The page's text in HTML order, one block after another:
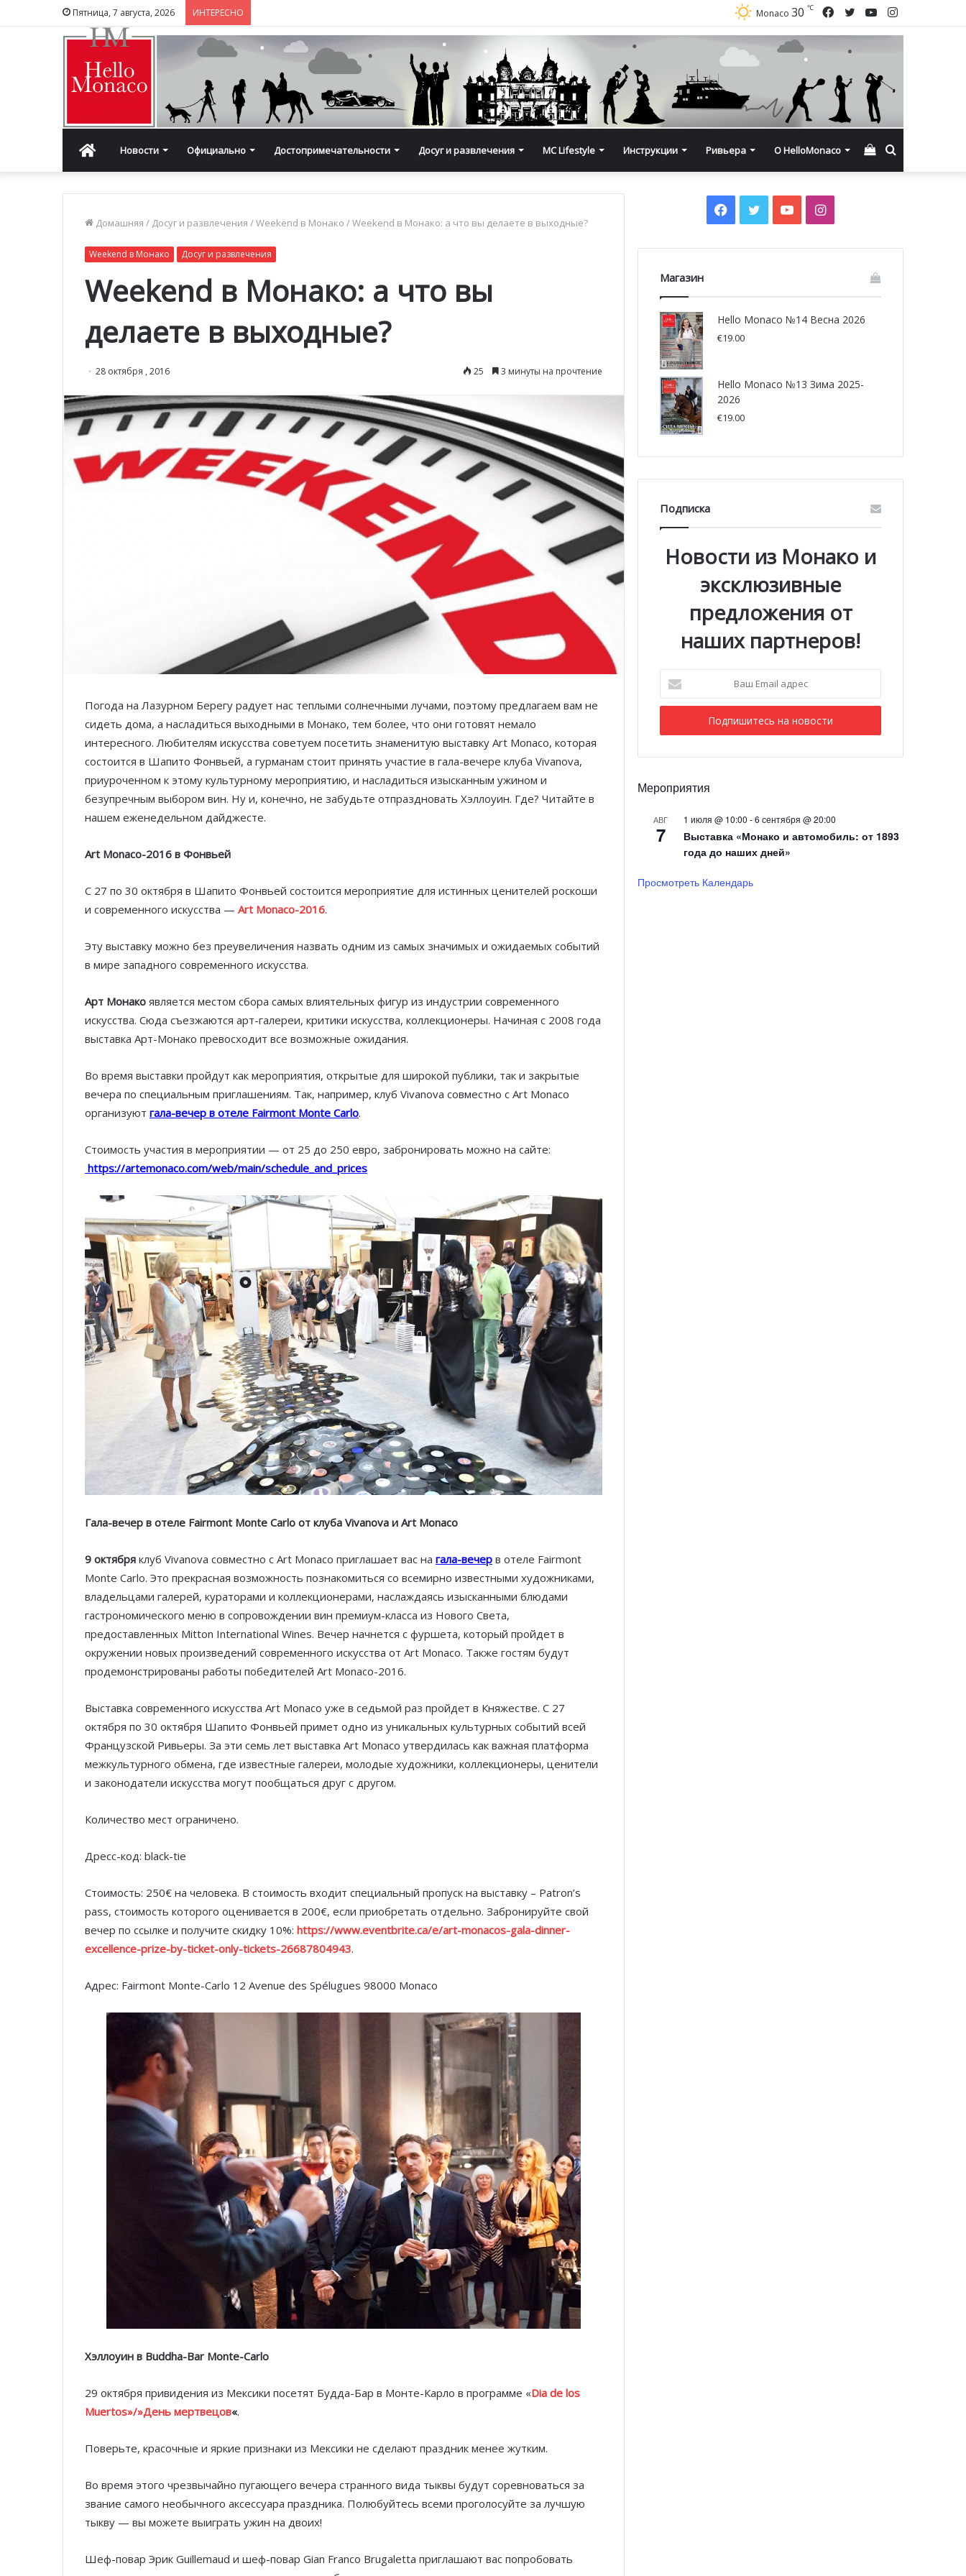
Пятница, 7 августа, 2026 ИНТЕРЕСНО Instagram
YouTube
Twitter
Facebook
Monaco 30 ℃
ГлавнаяНовости Официально Достопримечательности Досуг и развлечения MC Lifestyle Инструкции Ривьера О HelloMonaco Смотреть
Домашняя / Досуг и развлечения /Weekend в Монако /Weekend в Монако: а что вы делаете в выходные?
Weekend в Монако Досуг и развлечения
Weekend в Монако: а что вы
делаете в выходные?
28 октября , 2016 25 3 минуты на прочтение
Погода на Лазурном Берегу радует нас теплыми солнечными лучами, поэтому предлагаем вам не
сидеть дома, а насладиться выходными в Монако, тем более, что они готовят немало
интересного. Любителям искусства советуем посетить знаменитую выставку Art Monaco, которая
состоится в Шапито Фонвьей, а гурманам стоит принять участие в гала-вечере клуба Vivanova,
приуроченном к этому культурному мероприятию, и насладиться изысканным ужином и
безупречным выбором вин. Ну и, конечно, не забудьте отпраздновать Хэллоуин. Где? Читайте в
нашем еженедельном дайджесте.
Art Monaco-2016 в Фонвьей
С 27 по 30 октября в Шапито Фонвьей состоится мероприятие для истинных ценителей роскоши
и современного искусства — Art Monaco-2016.
Эту выставку можно без преувеличения назвать одним из самых значимых и ожидаемых событий
в мире западного современного искусства.
Арт Монако является местом сбора самых влиятельных фигур из индустрии современного
искусства. Сюда съезжаются арт-галереи, критики искусства, коллекционеры. Начиная с 2008 года
выставка Арт-Монако превосходит все возможные ожидания.
Во время выставки пройдут как мероприятия, открытые для широкой публики, так и закрытые
вечера по специальным приглашениям. Так, например, клуб Vivanova совместно с Art Monaco
организуют гала-вечер в отеле Fairmont Monte Carlo.
Стоимость участия в мероприятии — от 25 до 250 евро, забронировать можно на сайте:
https://artemonaco.com/web/main/schedule_and_prices
Гала-вечер в отеле Fairmont Monte Carlo от клуба Vivanova и Art Monaco
9 октября клуб Vivanova совместно с Art Monaco приглашает вас на гала-вечер в отеле Fairmont
Monte Carlo. Это прекрасная возможность познакомиться со всемирно известными художниками,
владельцами галерей, кураторами и коллекционерами, наслаждаясь изысканными блюдами
гастрономического меню в сопровождении вин премиум-класса из Нового Света,
предоставленных Mitton International Wines. Вечер начнется с фуршета, который пройдет в
окружении новых произведений современного искусства от Art Monaco. Также гостям будут
продемонстрированы работы победителей Art Monaco-2016.
Выставка современного искусства Art Monaco уже в седьмой раз пройдет в Княжестве. С 27
октября по 30 октября Шапито Фонвьей примет одно из уникальных культурных событий всей
Французской Ривьеры. За эти семь лет выставка Art Monaco утвердилась как важная платформа
межкультурного обмена, где известные галереи, молодые художники, коллекционеры, ценители
и законодатели искусства могут пообщаться друг с другом.
Количество мест ограничено.
Дресс-код: black-tie
Стоимость: 250€ на человека. В стоимость входит специальный пропуск на выставку – Patron’s
pass, стоимость которого оценивается в 200€, если приобретать отдельно. Забронируйте свой
вечер по ссылке и получите скидку 10%: https://www.eventbrite.ca/e/art-monacos-gala-dinner-
excellence-prize-by-ticket-only-tickets-26687804943.
Адрес: Fairmont Monte-Carlo 12 Avenue des Spélugues 98000 Monaco
Хэллоуин в Buddha-Bar Monte-Carlo
29 октября привидения из Мексики посетят Будда-Бар в Монте-Карло в программе «Dia de los
Muertos»/»День мертвецов«.
Поверьте, красочные и яркие признаки из Мексики не сделают праздник менее жутким.
Во время этого чрезвычайно пугающего вечера странного вида тыквы будут соревноваться за
звание самого необычного аксессуара праздника. Полюбуйтесь всеми проголосуйте за лучшую
тыкву — вы можете выиграть ужин на двоих!
Шеф-повар Эрик Guillemaud и шеф-повар Gian Franco Brugaletta приглашают вас попробовать
Facebook
TwitterYouTubeInstagram
Магазин
Hello Monaco №14 Весна 2026
€19.00
Hello Monaco №13 Зима 2025-
2026
€19.00
Подписка
Новости из Монако и
эксклюзивные
предложения от
наших партнеров!
Email
адрес
Мероприятия
АВГ
7
1 июля @ 10:00 -6 сентября @ 20:00
Выставка «Монако и автомобиль: от 1893
года до наших дней»
Просмотреть Календарь